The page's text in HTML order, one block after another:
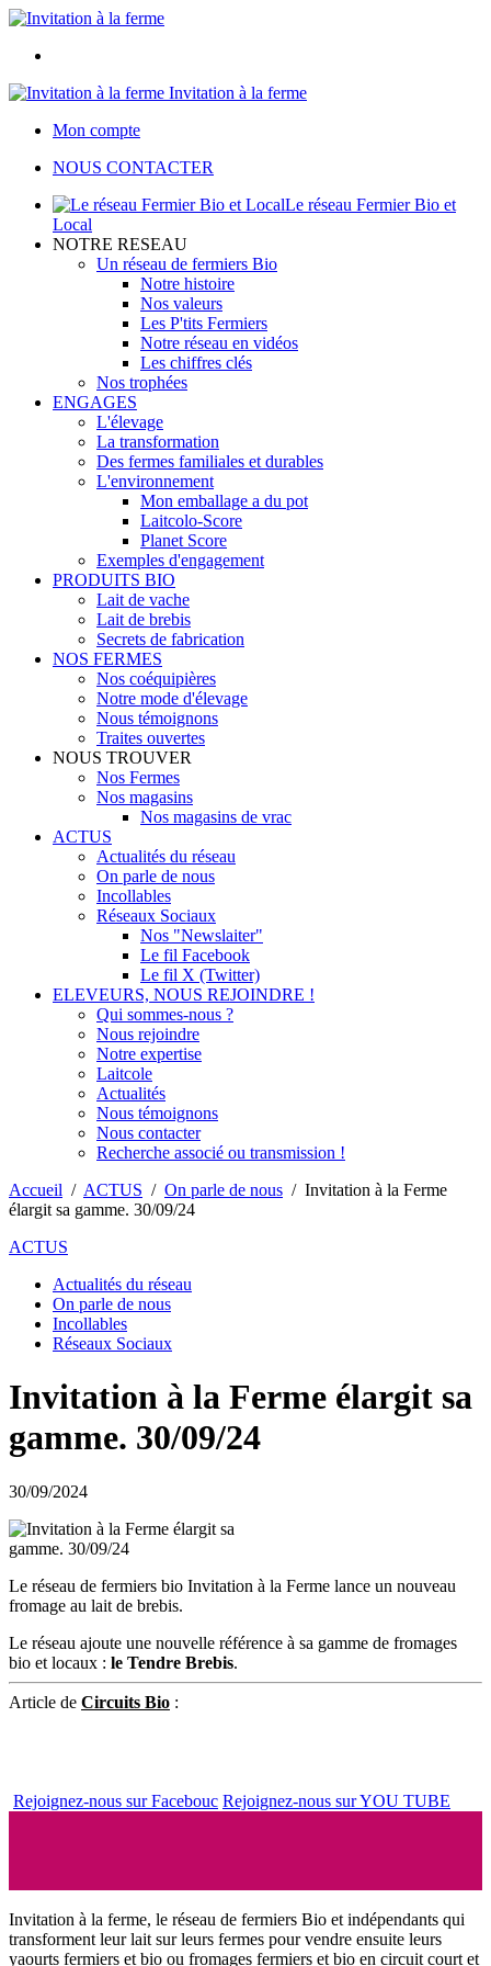
Invitation à la ferme
Mon compte
NOUS CONTACTER
Le réseau Fermier Bio et
Local
NOTRE RESEAU
Un réseau de fermiers Bio
Notre histoire
Nos valeurs
Les P'tits Fermiers
Notre réseau en vidéos
Les chiffres clés
Nos trophées
ENGAGES
L'élevage
La transformation
Des fermes familiales et durables
L'environnement
Mon emballage a du pot
Laitcolo-Score
Planet Score
Exemples d'engagement
PRODUITS BIO
Lait de vache
Lait de brebis
Secrets de fabrication
NOS FERMES
Nos coéquipières
Notre mode d'élevage
Nous témoignons
Traites ouvertes
NOUS TROUVER
Nos Fermes
Nos magasins
Nos magasins de vrac
ACTUS
Actualités du réseau
On parle de nous
Incollables
Réseaux Sociaux
Nos "Newslaiter"
Le fil Facebook
Le fil X (Twitter)
ELEVEURS, NOUS REJOINDRE !
Qui sommes-nous ?
Nous rejoindre
Notre expertise
Laitcole
Actualités
Nous témoignons
Nous contacter
Recherche associé ou transmission !
Accueil / ACTUS / On parle de nous / Invitation à la Ferme
élargit sa gamme. 30/09/24
ACTUS
Actualités du réseau
On parle de nous
Incollables
Réseaux Sociaux
Invitation à la Ferme élargit sa
gamme. 30/09/24
30/09/2024
Le réseau de fermiers bio Invitation à la Ferme lance un nouveau
fromage au lait de brebis.
Le réseau ajoute une nouvelle référence à sa gamme de fromages
bio et locaux : le Tendre Brebis.
Article de Circuits Bio :
Rejoignez-nous sur Facebouc Rejoignez-nous sur YOU TUBE
Invitation à la ferme, le réseau de fermiers Bio et indépendants qui
transforment leur lait sur leurs fermes pour vendre ensuite leurs
yaourts fermiers et bio ou fromages fermiers et bio en circuit court et